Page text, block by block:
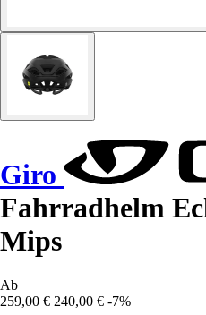
Giro
Fahrradhelm
Mips
Ab
259,00 € 240,00 € -7%